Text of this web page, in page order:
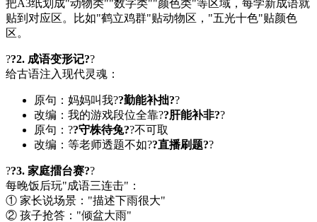
把A3纸划成"动物类""数字类""颜色类"等区域，每学新成语就
贴到对应区。比如"鹤立鸡群"贴动物区，"五光十色"贴颜色
区。
??2. 成语变形记??
给古语注入现代灵魂：
原句：妈妈叫我??勤能补拙??
改编：我的游戏段位全靠??肝能补非??
原句：??守株待兔??不可取
改编：等老师透题不如??直播刷题??
??3. 家庭擂台赛??
每晚饭后玩"成语三连击"：
① 家长说场景："描述下雨很大"
② 孩子抢答："倾盆大雨"